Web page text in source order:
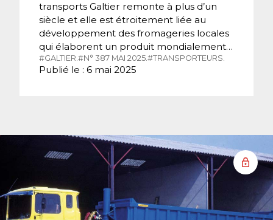
transports Galtier remonte à plus d’un
siècle et elle est étroitement liée au
développement des fromageries locales
qui élaborent un produit mondialement…
#GALTIER.#N° 387 MAI 2025.#TRANSPORTEURS.
Publié le : 6 mai 2025